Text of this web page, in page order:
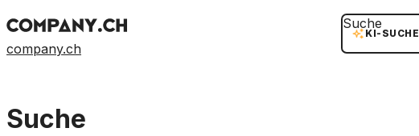
company.ch
KI-SUCHE
Suche
Suche